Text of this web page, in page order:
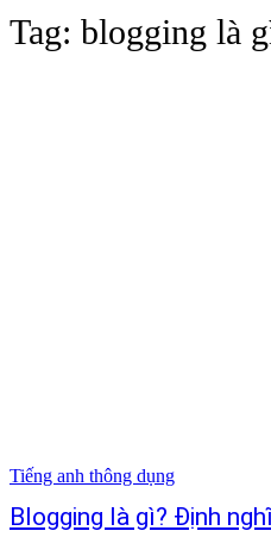
Tag: blogging là
Tiếng anh thông dụng
Blogging là gì? Định